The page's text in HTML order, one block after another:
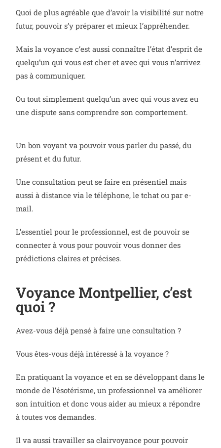
Quoi de plus agréable que d’avoir la visibilité sur notre
futur, pouvoir s’y préparer et mieux l’appréhender.
Mais la voyance c’est aussi connaître l’état d’esprit de
quelqu’un qui vous est cher et avec qui vous n’arrivez
pas à communiquer.
Ou tout simplement quelqu’un avec qui vous avez eu
une dispute sans comprendre son comportement.
Un bon voyant va pouvoir vous parler du passé, du
présent et du futur.
Une consultation peut se faire en présentiel mais
aussi à distance via le téléphone, le tchat ou par e-
mail.
L’essentiel pour le professionnel, est de pouvoir se
connecter à vous pour pouvoir vous donner des
prédictions claires et précises.
Voyance Montpellier, c’est
quoi ?
Avez-vous déjà pensé à faire une consultation ?
Vous êtes-vous déjà intéressé à la voyance ?
En pratiquant la voyance et en se développant dans le
monde de l’ésotérisme, un professionnel va améliorer
son intuition et donc vous aider au mieux a répondre
à toutes vos demandes.
Il va aussi travailler sa clairvoyance pour pouvoir